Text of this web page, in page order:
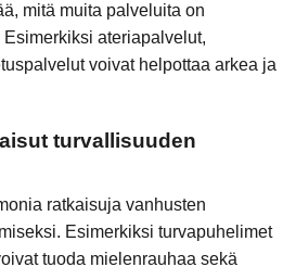
mitä muita palveluita on
ateriapalvelut,
voivat helpottaa arkea ja
turvallisuuden
ratkaisuja vanhusten
Esimerkiksi turvapuhelimet
tuoda mielenrauhaa sekä